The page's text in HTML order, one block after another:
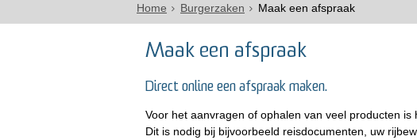
Home Burgerzaken Maak een afspraak
Maak een afspraak
Direct online een afspraak maken.
Voor het aanvragen of ophalen van veel producten is
Dit is nodig bij bijvoorbeeld reisdocumenten, uw